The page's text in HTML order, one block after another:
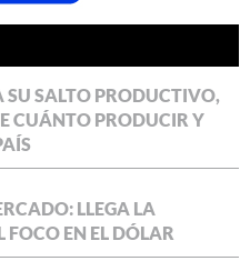
SU SALTO PRODUCTIVO,
CUÁNTO PRODUCIR Y
LLEGA LA
FOCO EN EL DÓLAR